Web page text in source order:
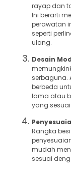
rayap dan
Ini berarti
perawatan
seperti
ulang.
Desain
serbaguna.
berbeda
lama atau
yang
Rangka
mudah
sesuai